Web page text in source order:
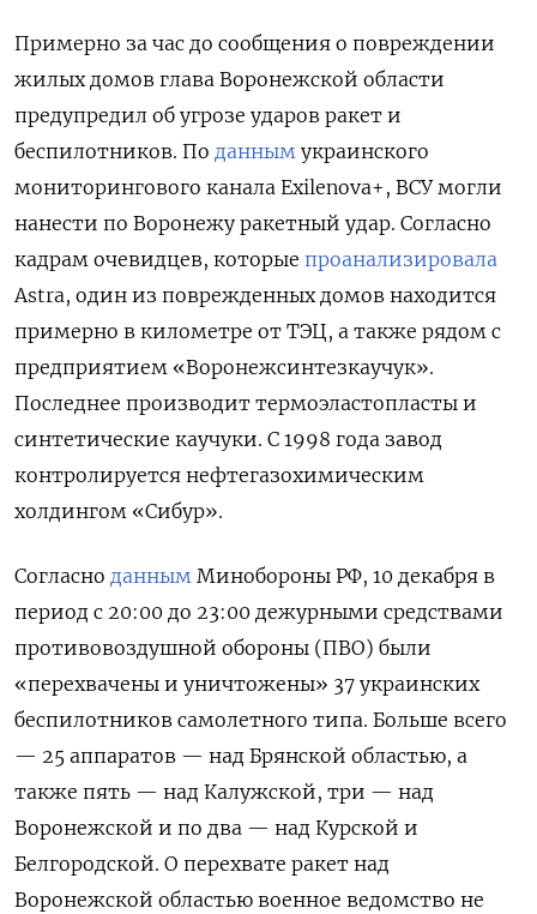
Примерно за час до сообщения о повреждении
жилых домов глава Воронежской области
предупредил об угрозе ударов ракет и
беспилотников. По данным украинского
мониторингового канала Exilenova+, ВСУ могли
нанести по Воронежу ракетный удар. Согласно
кадрам очевидцев, которые проанализировала
Astra, один из поврежденных домов находится
примерно в километре от ТЭЦ, а также рядом с
предприятием «Воронежсинтезкаучук».
Последнее производит термоэластопласты и
синтетические каучуки. С 1998 года завод
контролируется нефтегазохимическим
холдингом «Сибур».
Согласно данным Минобороны РФ, 10 декабря в
период с 20:00 до 23:00 дежурными средствами
противовоздушной обороны (ПВО) были
«перехвачены и уничтожены» 37 украинских
беспилотников самолетного типа. Больше всего
— 25 аппаратов — над Брянской областью, а
также пять — над Калужской, три — над
Воронежской и по два — над Курской и
Белгородской. О перехвате ракет над
Воронежской областью военное ведомство не